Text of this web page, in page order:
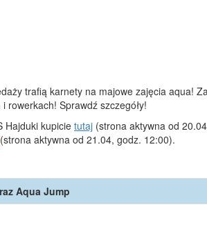
trafią karnety na majowe zajęcia aqua!
rowerkach! Sprawdź szczegóły!
Hajduki kupicietutaj (strona aktywna od
(strona aktywna od 21.04, godz. 12:00).
Aqua Jump